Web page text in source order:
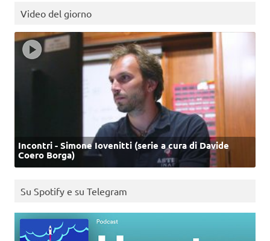
Video del giorno
Incontri - Simone Iovenitti (serie a cura di Davide
Coero Borga)
Su Spotify e su Telegram